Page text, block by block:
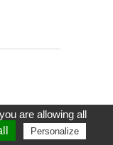
are allowing all
Personalize